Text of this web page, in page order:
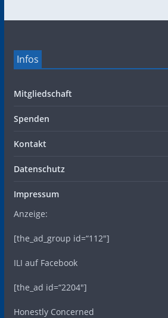
Infos
Mitgliedschaft
Spenden
Kontakt
Datenschutz
Impressum
Anzeige:
[the_ad_group id=“112″]
ILI auf Facebook
[the_ad id=“2204″]
Honestly Concerned